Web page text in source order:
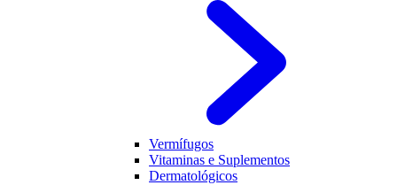
Vermífugos
Vitaminas e Suplementos
Dermatológicos